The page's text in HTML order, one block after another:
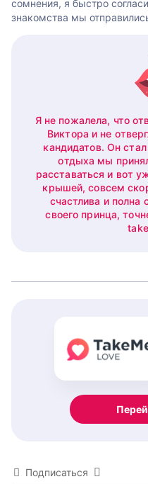
сомнения, я быстро
знакомства мы
Я не пожалела, что
Виктора и не
кандидатов. Он
отдыха мы
расставаться и вот
крышей, совсем
счастлива и полна
своего принца,
Подписаться